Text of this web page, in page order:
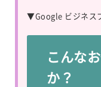
▼Google ビジネス
こんな
か？